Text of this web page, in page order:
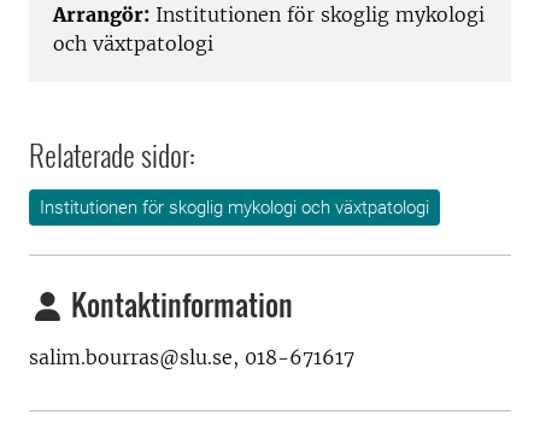
Arrangör: Institutionen för skoglig mykologi
och växtpatologi
Relaterade sidor:
Institutionen för skoglig mykologi och växtpatologi
Kontaktinformation
salim.bourras@slu.se, 018-671617